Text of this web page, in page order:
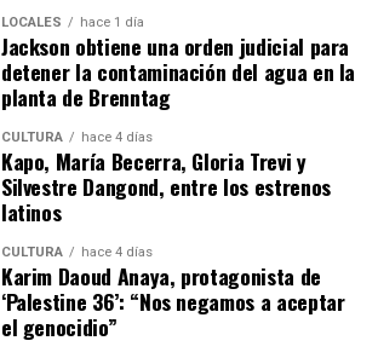
LOCALES hace 1 día
Jackson obtiene una orden judicial para
detener la contaminación del agua en la
planta de Brenntag
CULTURA hace 4 días
Kapo, María Becerra, Gloria Trevi y
Silvestre Dangond, entre los estrenos
latinos
CULTURA hace 4 días
Karim Daoud Anaya, protagonista de
‘Palestine 36’: “Nos negamos a aceptar
el genocidio”